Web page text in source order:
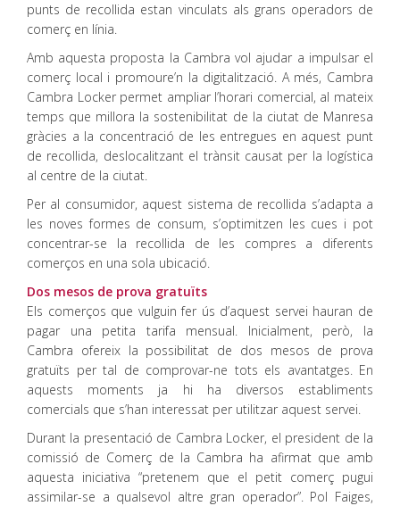
punts de recollida estan vinculats als grans operadors de
comerç en línia.
Amb aquesta proposta la Cambra vol ajudar a impulsar el
comerç local i promoure’n la digitalització. A més, Cambra
Cambra Locker permet ampliar l’horari comercial, al mateix
temps que millora la sostenibilitat de la ciutat de Manresa
gràcies a la concentració de les entregues en aquest punt
de recollida, deslocalitzant el trànsit causat per la logística
al centre de la ciutat.
Per al consumidor, aquest sistema de recollida s’adapta a
les noves formes de consum, s’optimitzen les cues i pot
concentrar-se la recollida de les compres a diferents
comerços en una sola ubicació.
Dos mesos de prova gratuïts
Els comerços que vulguin fer ús d’aquest servei hauran de
pagar una petita tarifa mensual. Inicialment, però, la
Cambra ofereix la possibilitat de dos mesos de prova
gratuïts per tal de comprovar-ne tots els avantatges. En
aquests moments ja hi ha diversos establiments
comercials que s’han interessat per utilitzar aquest servei.
Durant la presentació de Cambra Locker, el president de la
comissió de Comerç de la Cambra ha afirmat que amb
aquesta iniciativa “pretenem que el petit comerç pugui
assimilar-se a qualsevol altre gran operador”. Pol Faiges,